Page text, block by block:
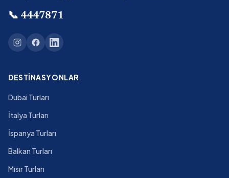
📞 4447871
DESTINASYONLAR
Dubai Turları
İtalya Turları
İspanya Turları
Balkan Turları
Mısır Turları